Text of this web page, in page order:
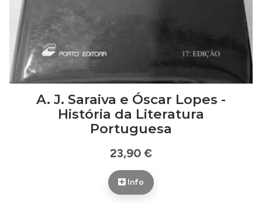
A. J. Saraiva e Óscar Lopes -
História da Literatura
Portuguesa
23,90 €
Info